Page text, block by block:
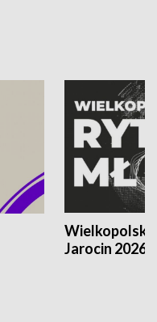
Jarocin 2026